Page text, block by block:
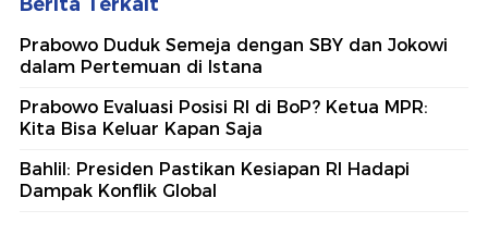
Prabowo Duduk Semeja dengan SBY dan Jokowi
dalam Pertemuan di Istana
Prabowo Evaluasi Posisi RI di BoP? Ketua MPR:
Kita Bisa Keluar Kapan Saja
Bahlil: Presiden Pastikan Kesiapan RI Hadapi
Dampak Konflik Global